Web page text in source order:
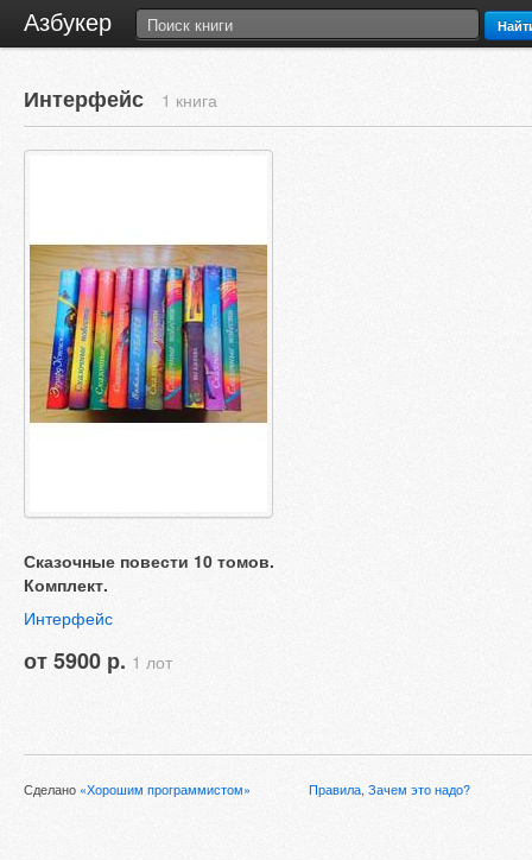
Азбукер
Интерфейс 1 книга
Сказочные повести 10 томов.
Комплект.
Интерфейс
от 5900 р. 1 лот
Сделано «Хорошим программистом» Правила, Зачем это надо?